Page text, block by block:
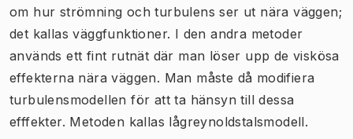
om hur strömning och turbulens ser ut nära väggen;
det kallas väggfunktioner. I den andra metoder
används ett fint rutnät där man löser upp de viskösa
effekterna nära väggen. Man måste då modifiera
turbulensmodellen för att ta hänsyn till dessa
efffekter. Metoden kallas lågreynoldstalsmodell.